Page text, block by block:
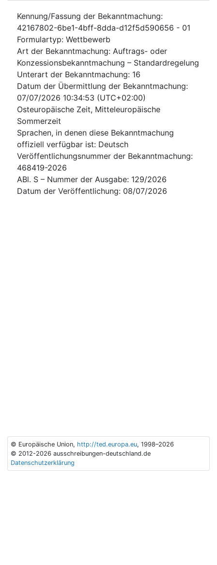
Kennung/Fassung der Bekanntmachung:
42167802-6be1-4bff-8dda-d12f5d590656 - 01
Formulartyp: Wettbewerb
Art der Bekanntmachung: Auftrags- oder
Konzessionsbekanntmachung – Standardregelung
Unterart der Bekanntmachung: 16
Datum der Übermittlung der Bekanntmachung:
07/07/2026 10:34:53 (UTC+02:00)
Osteuropäische Zeit, Mitteleuropäische
Sommerzeit
Sprachen, in denen diese Bekanntmachung
offiziell verfügbar ist: Deutsch
Veröffentlichungsnummer der Bekanntmachung:
468419-2026
ABl. S – Nummer der Ausgabe: 129/2026
Datum der Veröffentlichung: 08/07/2026
© Europäische Union, http://ted.europa.eu, 1998–2026
© 2012-2026 ausschreibungen-deutschland.de
Datenschutzerklärung